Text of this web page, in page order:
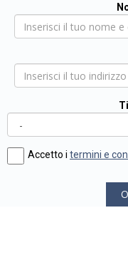
Accetto i termini e